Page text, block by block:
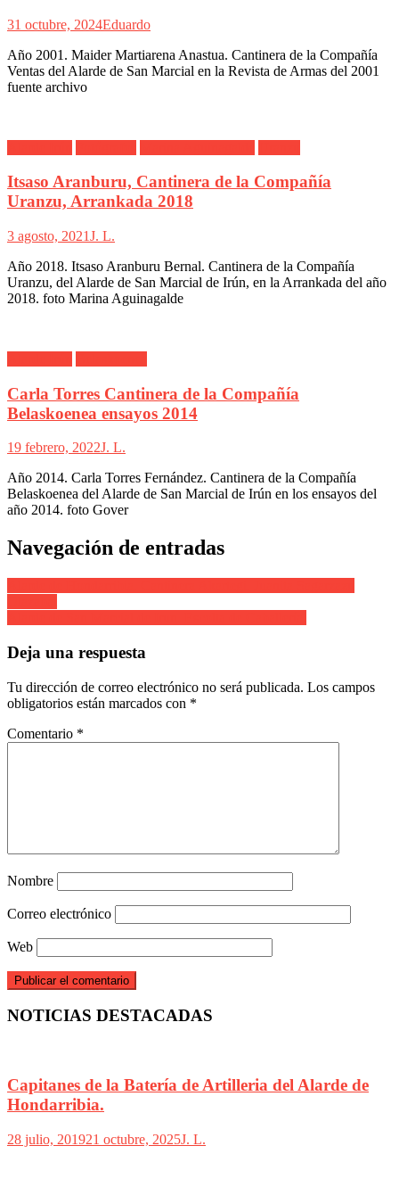
31 octubre, 2024Eduardo
Año 2001. Maider Martiarena Anastua. Cantinera de la Compañía
Ventas del Alarde de San Marcial en la Revista de Armas del 2001
fuente archivo
Itsaso Aranburu, Cantinera de la Compañía
Uranzu, Arrankada 2018
3 agosto, 2021J. L.
Año 2018. Itsaso Aranburu Bernal. Cantinera de la Compañía
Uranzu, del Alarde de San Marcial de Irún, en la Arrankada del año
2018. foto Marina Aguinagalde
Carla Torres Cantinera de la Compañía
Belaskoenea ensayos 2014
19 febrero, 2022J. L.
Año 2014. Carla Torres Fernández. Cantinera de la Compañía
Belaskoenea del Alarde de San Marcial de Irún en los ensayos del
año 2014. foto Gover
Navegación de entradas
Deja una respuesta
Tu dirección de correo electrónico no será publicada. Los campos
obligatorios están marcados con *
Comentario *
Nombre
Correo electrónico
Web
NOTICIAS DESTACADAS
Capitanes de la Batería de Artilleria del Alarde de
Hondarribia.
28 julio, 201921 octubre, 2025J. L.